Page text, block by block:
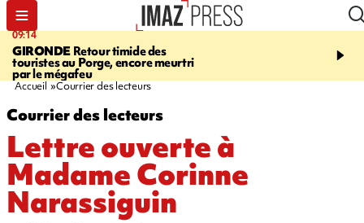
09:14
GIRONDE Retour timide des
touristes au Porge, encore meurtri
par le mégafeu
13:09
Des
font cinq morts en
Accueil Courrier des lecteurs
Courrier des lecteurs
Lettre ouverte à
Madame Corinne
Narassiguin